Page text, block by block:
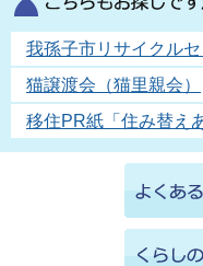
我孫子市リサイクル
猫譲渡会（猫里親会）
移住PR紙「住み替え